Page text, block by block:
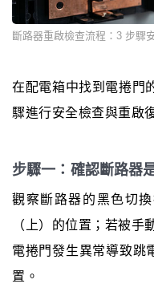
斷路器重啟檢查流程：3 步驟
在配電箱中找到電捲門
驟進行安全檢查與重啟
步驟一：確認斷路器
觀察斷路器的黑色切
（上）的位置；若被手
電捲門發生異常導致跳
置。